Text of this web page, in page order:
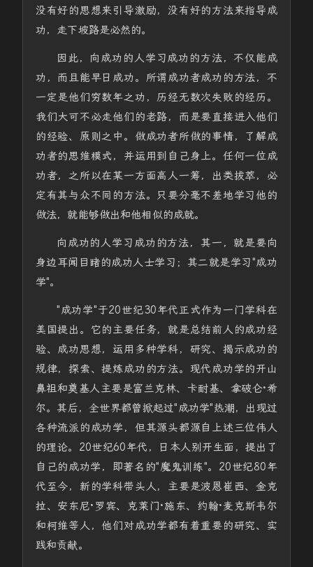
没有好的思想来引导激励，没有好的方法来指导成
功，走下坡路是必然的。
因此，向成功的人学习成功的方法，不仅能成
功，而且能早日成功。所谓成功者成功的方法，不
一定是他们穷数年之功，历经无数次失败的经历。
我们大可不必走他们的老路，而是要直接进入他们
的经验、原则之中。做成功者所做的事情，了解成
功者的思维模式，并运用到自己身上。任何一位成
功者，之所以在某一方面高人一筹，出类拔萃，必
定有其与众不同的方法。只要分毫不差地学习他的
做法，就能够做出和他相似的成就。
向成功的人学习成功的方法，其一，就是要向
身边耳闻目睹的成功人士学习；其二就是学习"成功
学"。
"成功学"于20世纪30年代正式作为一门学科在
美国提出。它的主要任务，就是总结前人的成功经
验、成功思想，运用多种学科，研究、揭示成功的
规律，探索、提炼成功的方法。现代成功学的开山
鼻祖和奠基人主要是富兰克林、卡耐基、拿破仑·希
尔。其后，全世界都曾掀起过"成功学"热潮，出现过
各种流派的成功学，但其源头都源自上述三位伟人
的理论。20世纪60年代，日本人别开生面，提出了
自己的成功学，即著名的"魔鬼训练"。20世纪80年
代至今，新的学科带头人，主要是波恩崔西、金克
拉、安东尼·罗宾、克莱门·施东、约翰·麦克斯韦尔
和柯维等人，他们对成功学都有着重要的研究、实
践和贡献。